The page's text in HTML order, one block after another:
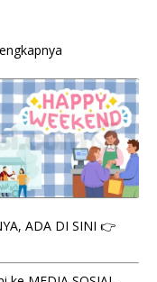
ADA DI SINI 👉